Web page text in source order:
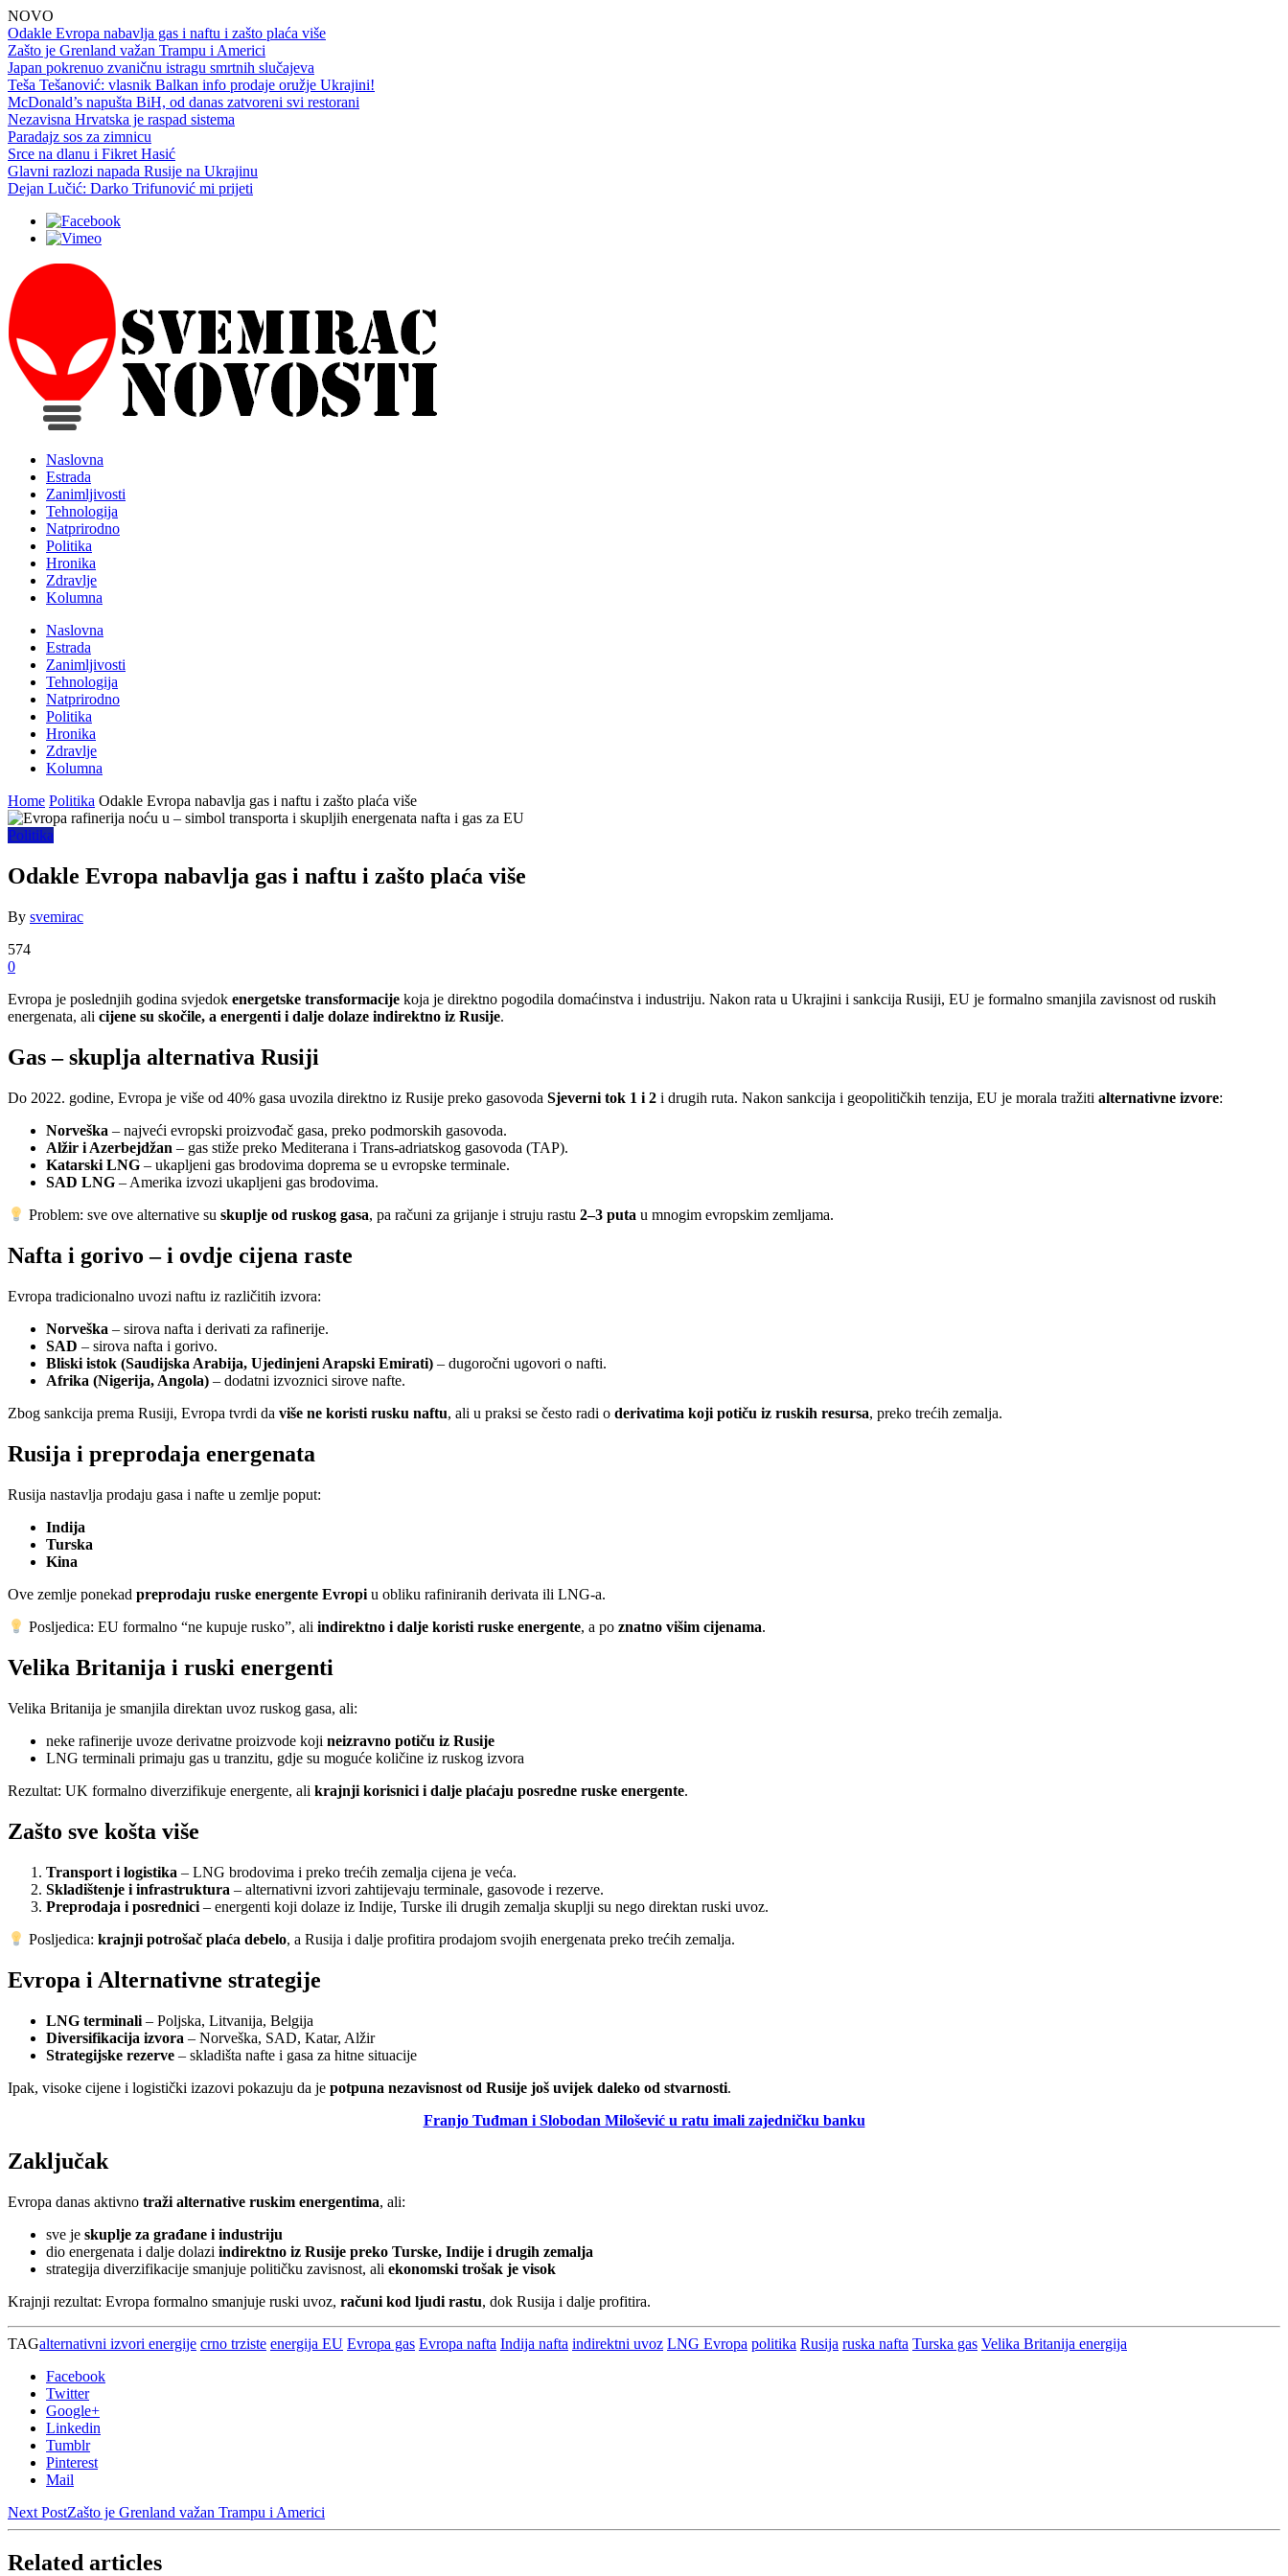
NOVO
Odakle Evropa nabavlja gas i naftu i zašto plaća više
Zašto je Grenland važan Trampu i Americi
Japan pokrenuo zvaničnu istragu smrtnih slučajeva
Teša Tešanović: vlasnik Balkan info prodaje oružje Ukrajini!
McDonald’s napušta BiH, od danas zatvoreni svi restorani
Nezavisna Hrvatska je raspad sistema
Paradajz sos za zimnicu
Srce na dlanu i Fikret Hasić
Glavni razlozi napada Rusije na Ukrajinu
Dejan Lučić: Darko Trifunović mi prijeti
Naslovna
Estrada
Zanimljivosti
Tehnologija
Natprirodno
Politika
Hronika
Zdravlje
Kolumna
Naslovna
Estrada
Zanimljivosti
Tehnologija
Natprirodno
Politika
Hronika
Zdravlje
Kolumna
Home Politika Odakle Evropa nabavlja gas i naftu i zašto plaća više
Politika
Odakle Evropa nabavlja gas i naftu i zašto plaća više
By svemirac
574
0
Evropa je poslednjih godina svjedok energetske transformacije koja je direktno pogodila domaćinstva i industriju. Nakon rata u Ukrajini i sankcija Rusiji, EU je formalno smanjila zavisnost od ruskih
energenata, ali cijene su skočile, a energenti i dalje dolaze indirektno iz Rusije.
Gas – skuplja alternativa Rusiji
Do 2022. godine, Evropa je više od 40% gasa uvozila direktno iz Rusije preko gasovoda Sjeverni tok 1 i 2 i drugih ruta. Nakon sankcija i geopolitičkih tenzija, EU je morala tražiti alternativne izvore:
Norveška – najveći evropski proizvođač gasa, preko podmorskih gasovoda.
Alžir i Azerbejdžan – gas stiže preko Mediterana i Trans-adriatskog gasovoda (TAP).
Katarski LNG – ukapljeni gas brodovima doprema se u evropske terminale.
SAD LNG – Amerika izvozi ukapljeni gas brodovima.
Problem: sve ove alternative suskuplje od ruskog gasa, pa računi za grijanje i struju rastu2–3 puta u mnogim evropskim zemljama.
Nafta i gorivo – i ovdje cijena raste
Evropa tradicionalno uvozi naftu iz različitih izvora:
Norveška – sirova nafta i derivati za rafinerije.
SAD – sirova nafta i gorivo.
Bliski istok (Saudijska Arabija, Ujedinjeni Arapski Emirati) – dugoročni ugovori o nafti.
Afrika (Nigerija, Angola) – dodatni izvoznici sirove nafte.
Zbog sankcija prema Rusiji, Evropa tvrdi da više ne koristi rusku naftu, ali u praksi se često radi o derivatima koji potiču iz ruskih resursa, preko trećih zemalja.
Rusija i preprodaja energenata
Rusija nastavlja prodaju gasa i nafte u zemlje poput:
Indija
Turska
Kina
Ove zemlje ponekad preprodaju ruske energente Evropi u obliku rafiniranih derivata ili LNG-a.
Posljedica: EU formalno “ne kupuje rusko”, aliindirektno i dalje koristi ruske energente, a poznatno višim cijenama.
Velika Britanija i ruski energenti
Velika Britanija je smanjila direktan uvoz ruskog gasa, ali:
neke rafinerije uvoze derivatne proizvode koji neizravno potiču iz Rusije
LNG terminali primaju gas u tranzitu, gdje su moguće količine iz ruskog izvora
Rezultat: UK formalno diverzifikuje energente, ali krajnji korisnici i dalje plaćaju posredne ruske energente.
Zašto sve košta više
Transport i logistika – LNG brodovima i preko trećih zemalja cijena je veća.
Skladištenje i infrastruktura – alternativni izvori zahtijevaju terminale, gasovode i rezerve.
Preprodaja i posrednici – energenti koji dolaze iz Indije, Turske ili drugih zemalja skuplji su nego direktan ruski uvoz.
Posljedica:krajnji potrošač plaća debelo, a Rusija i dalje profitira prodajom svojih energenata preko trećih zemalja.
Evropa i Alternativne strategije
LNG terminali – Poljska, Litvanija, Belgija
Diversifikacija izvora – Norveška, SAD, Katar, Alžir
Strategijske rezerve – skladišta nafte i gasa za hitne situacije
Ipak, visoke cijene i logistički izazovi pokazuju da je potpuna nezavisnost od Rusije još uvijek daleko od stvarnosti.
Franjo Tuđman i Slobodan Milošević u ratu imali zajedničku banku
Zaključak
Evropa danas aktivno traži alternative ruskim energentima, ali:
sve je skuplje za građane i industriju
dio energenata i dalje dolazi indirektno iz Rusije preko Turske, Indije i drugih zemalja
strategija diverzifikacije smanjuje političku zavisnost, ali ekonomski trošak je visok
Krajnji rezultat: Evropa formalno smanjuje ruski uvoz, računi kod ljudi rastu, dok Rusija i dalje profitira.
TAGalternativni izvori energije crno trziste energija EU Evropa gas Evropa nafta Indija nafta indirektni uvoz LNG Evropa politika Rusija ruska nafta Turska gas Velika Britanija energija
Facebook
Twitter
Google+
Linkedin
Tumblr
Pinterest
Mail
Next PostZašto je Grenland važan Trampu i Americi
Related articles